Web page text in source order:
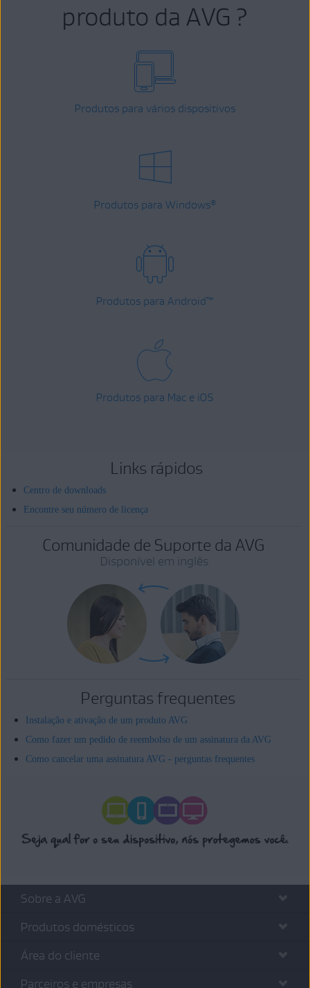
produto da AVG ?
Produtos para vários dispositivos
Produtos para Windows®
Produtos para Android™
Produtos para Mac e iOS
Links rápidos
Centro de downloads
Encontre seu número de licença
Comunidade de Suporte da AVG
Disponível em inglês
Perguntas frequentes
Instalação e ativação de um produto AVG
Como fazer um pedido de reembolso de um assinatura da AVG
Como cancelar uma assinatura AVG - perguntas frequentes
Sobre a AVG
Produtos domésticos
Área do cliente
Parceiros e empresas